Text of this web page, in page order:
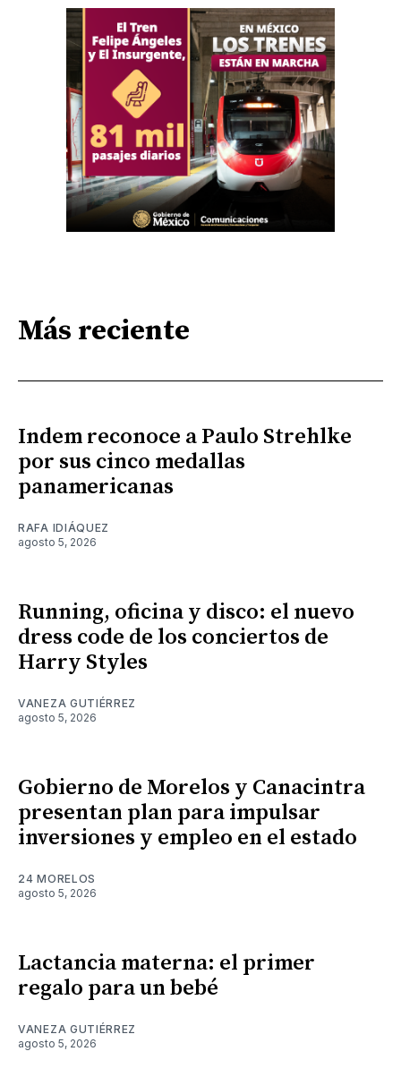
Más reciente
Indem reconoce a Paulo Strehlke
por sus cinco medallas
panamericanas
RAFA IDIÁQUEZ
agosto 5, 2026
Running, oficina y disco: el nuevo
dress code de los conciertos de
Harry Styles
VANEZA GUTIÉRREZ
agosto 5, 2026
Gobierno de Morelos y Canacintra
presentan plan para impulsar
inversiones y empleo en el estado
24 MORELOS
agosto 5, 2026
Lactancia materna: el primer
regalo para un bebé
VANEZA GUTIÉRREZ
agosto 5, 2026